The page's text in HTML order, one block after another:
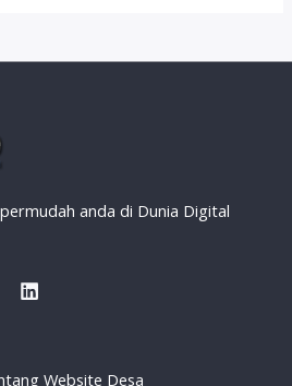
anda di Dunia Digital
Website Desa